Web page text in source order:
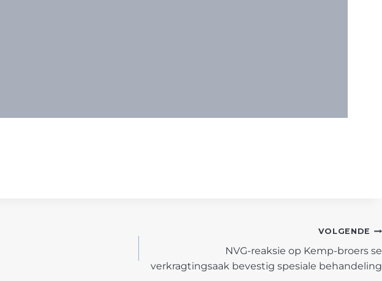
VOLGENDE
NVG-reaksie op Kemp-broers se
verkragtingsaak bevestig spesiale behandeling